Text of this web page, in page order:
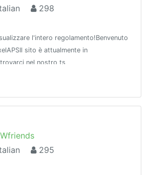
298
l'intero regolamento!Benvenuto
sito è attualmente in
nel nostro ts
ts3.voxelaps.it
295